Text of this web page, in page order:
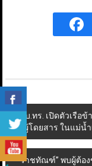
Post
navigation
ผบ.ทร. เปิดตัวเรือ
ส่งผู้โดยสาร ในแม่น้ำ
“ราชทัณฑ์” พบผู้ต้อง